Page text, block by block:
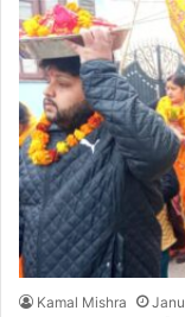
Kamal Mishra